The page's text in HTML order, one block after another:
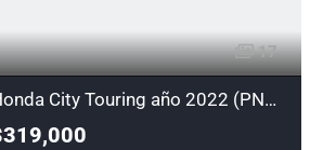
17
Honda City Touring año 2022 (PN0302)